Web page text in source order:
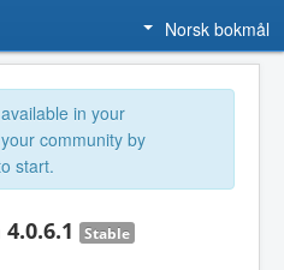
Norsk bokmål
in your
community by
start.
Stable